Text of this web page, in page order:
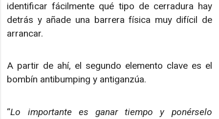
identificar fácilmente qué tipo de cerradura hay
detrás y añade una barrera física muy difícil de
arrancar.
A partir de ahí, el segundo elemento clave es el
bombín antibumping y antiganzúa.
“Lo importante es ganar tiempo y ponérselo